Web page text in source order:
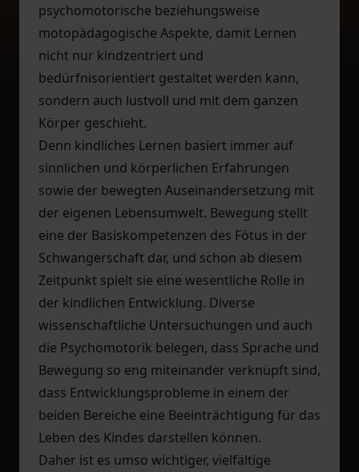
psychomotorische beziehungsweise
motopädagogische Aspekte, damit Lernen
nicht nur kindzentriert und
bedürfnisorientiert gestaltet werden kann,
sondern auch lustvoll und mit dem ganzen
Körper geschieht.
Denn kindliches Lernen basiert immer auf
sinnlichen und körperlichen Erfahrungen
sowie der bewegten Auseinandersetzung mit
der eigenen Lebensumwelt. Bewegung stellt
eine der Basiskompetenzen des Fötus in der
Schwangerschaft dar, und schon ab diesem
Zeitpunkt spielt sie eine wesentliche Rolle in
der kindlichen Entwicklung. Diverse
wissenschaftliche Untersuchungen und auch
die Psychomotorik belegen, dass Sprache und
Bewegung so eng miteinander verknüpft sind,
dass Entwicklungsprobleme in einem der
beiden Bereiche eine Beeinträchtigung für das
Leben des Kindes darstellen können.
Daher ist es umso wichtiger, vielfältige